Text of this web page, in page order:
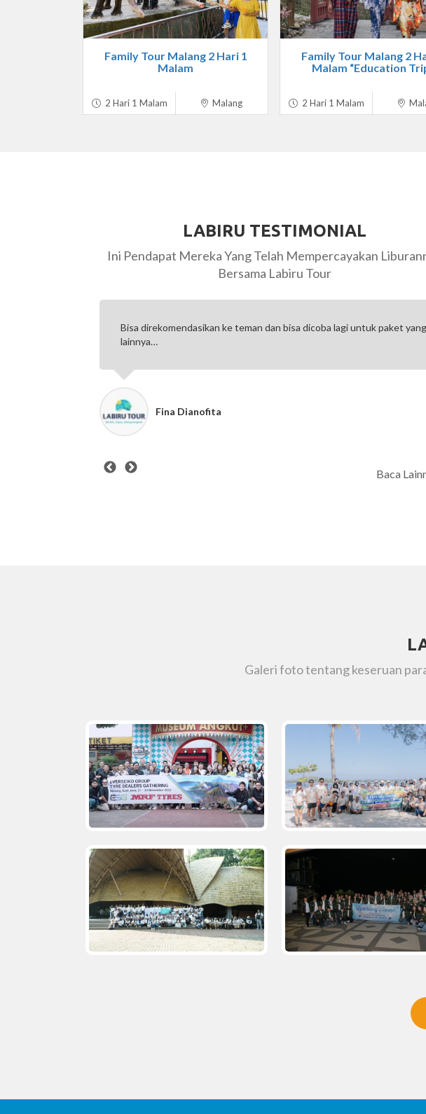
Family Tour Malang 2 Hari 1
Malam
2 Hari 1 Malam Malang
Family Tour Malang 2
Malam “Education
2 Hari 1 Malam
LABIRU TESTIMONIAL
Ini Pendapat Mereka Yang Telah Mempercayakan
Bersama Labiru Tour
ke teman dan bisa dicoba lagi untuk paket yang
Thank you labiru. Puas bgt
terpenuhi, drivernya
Baca
Galeri foto tentang keseruan